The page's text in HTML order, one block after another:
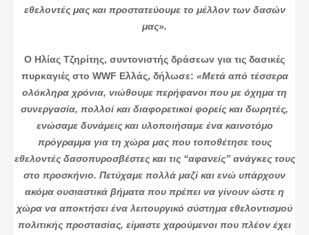
εθελοντές μας και προστατεύουμε το μέλλον των δασών
μας».
Ο Ηλίας Τζηρίτης, συντονιστής δράσεων για τις δασικές
πυρκαγιές στο WWF Ελλάς, δήλωσε: «Μετά από τέσσερα
ολόκληρα χρόνια, νιώθουμε περήφανοι που με όχημα τη
συνεργασία, πολλοί και διαφορετικοί φορείς και δωρητές,
ενώσαμε δυνάμεις και υλοποιήσαμε ένα καινοτόμο
πρόγραμμα για τη χώρα μας που τοποθέτησε τους
εθελοντές δασοπυροσβέστες και τις “αφανείς” ανάγκες τους
στο προσκήνιο. Πετύχαμε πολλά μαζί και ενώ υπάρχουν
ακόμα ουσιαστικά βήματα που πρέπει να γίνουν ώστε η
χώρα να αποκτήσει ένα λειτουργικό σύστημα εθελοντισμού
πολιτικής προστασίας, είμαστε χαρούμενοι που πλέον έχει